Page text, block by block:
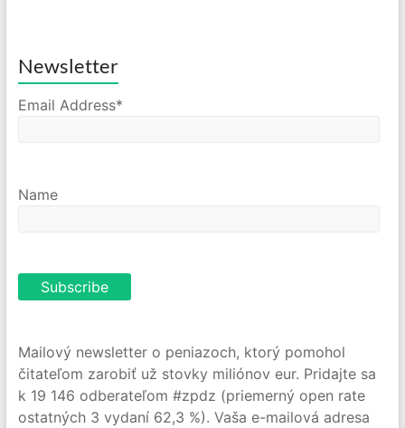
Newsletter
Email Address*
Name
Mailový newsletter o peniazoch, ktorý pomohol
čitateľom zarobiť už stovky miliónov eur. Pridajte sa
k 19 146 odberateľom #zpdz (priemerný open rate
ostatných 3 vydaní 62,3 %). Vaša e-mailová adresa